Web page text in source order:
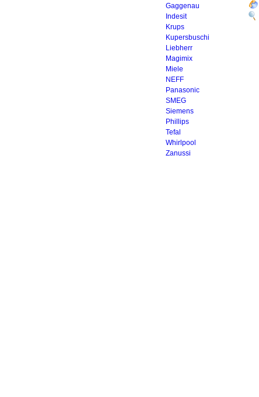
Gaggenau
Indesit
Krups
Kupersbuschi
Liebherr
Magimix
Miele
NEFF
Panasonic
SMEG
Siemens
Phillips
Tefal
Whirlpool
Zanussi